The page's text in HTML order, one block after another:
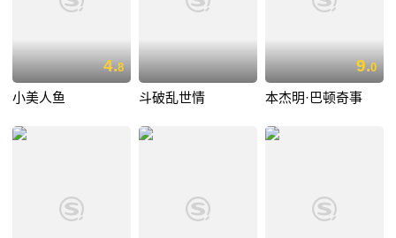
4.8
小美人鱼 斗破乱世情
9.0
本杰明·巴顿奇事